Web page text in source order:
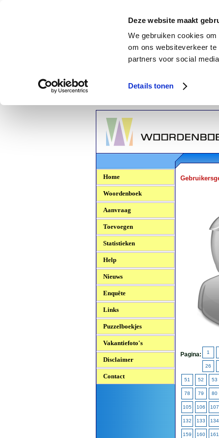
Deze website maakt
We gebruiken cookies
om ons websiteverkeer
partners voor social
Details tonen
Woordenboek.NU
Home
Woordenboek
Aanvraag
Toevoegen
Statistieken
Help
Nieuws
Enquête
Links
Puzzelboekjes
Vakantiefoto's
Disclaimer
Contact
Pagina: 1
26
51 52 53
78 79 80
105 106 107
132 133 134
159 160 161